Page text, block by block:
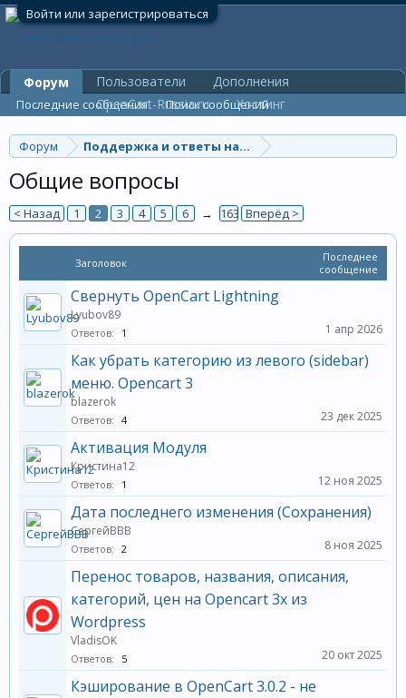
Войти или зарегистрироваться
Форум Поддержка и ответы на вопросы
Общие вопросы
< Назад 1 2 3 4 5 6 → 163 Вперёд >
Заголовок
Последнее
сообщение
Свернуть OpenCart Lightning
Lyubov89
Ответов: 1 1 апр 2026
Как убрать категорию из левого (sidebar)
меню. Opencart 3
blazerok
Ответов: 4 23 дек 2025
Активация Модуля
Кристина12
Ответов: 1 12 ноя 2025
Дата последнего изменения (Сохранения)
СергейВВВ
Ответов: 2 8 ноя 2025
Перенос товаров, названия, описания,
категорий, цен на Opencart 3x из
Wordpress
VladisOK
Ответов: 5 20 окт 2025
Кэширование в OpenCart 3.0.2 - не
Форум
Последние сообщения Поиск сообщений
Пользователи
Дополнения
OpenCart-Russia.ru
Хостинг